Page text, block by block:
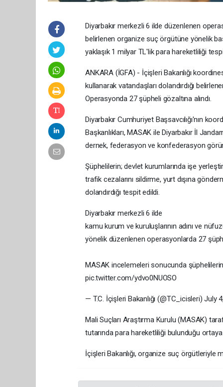
Diyarbakır merkezli 6 ilde düzenlenen
belirlenen organize suç örgütüne yönelik
yaklaşık 1 milyar TL'lik para hareketliliği
ANKARA (İGFA) - İçişleri Bakanlığı
kullanarak vatandaşları dolandırdığı
Operasyonda 27 şüpheli gözaltına alındı.
Diyarbakır Cumhuriyet Başsavcılığı'nın
Başkanlıkları, MASAK ile Diyarbakır İl
dernek, federasyon ve konfederasyon
Şüphelilerin; devlet kurumlarında işe
trafik cezalarını sildirme, yurt dışına
dolandırdığı tespit edildi.
Diyarbakır merkezli 6 ilde
kamu kurum ve kuruluşlarının adını ve
yönelik düzenlenen operasyonlarda 27
MASAK incelemeleri sonucunda
pic.twitter.com/ydvo0NUOSO
— T.C. İçişleri Bakanlığı (@TC_icisleri) July
Mali Suçları Araştırma Kurulu (MASAK)
tutarında para hareketliliği bulunduğu ortaya
İçişleri Bakanlığı, organize suç örgütleriyle